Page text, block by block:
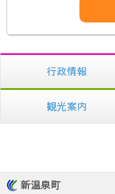
行政情報
観光案内
新温泉町